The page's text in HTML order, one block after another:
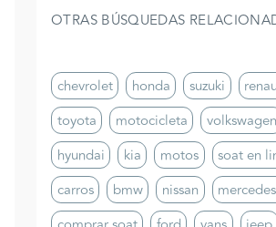
OTRAS BÚSQUEDAS
chevrolet honda suzuki
toyota
motocicleta volkswagen
hyundai
kia motos
soat en
carros
bmw nissan